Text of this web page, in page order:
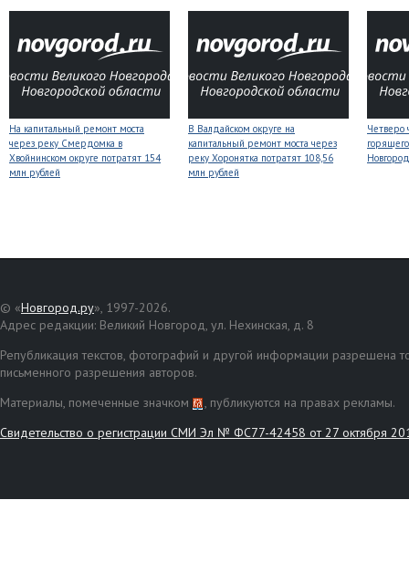
На капитальный ремонт моста
через реку Смердомка в
Хвойнинском округе потратят 154
млн рублей
В Валдайском округе на
капитальный ремонт моста через
реку Хоронятка потратят 108,56
млн рублей
Четверо
© «Новгород.ру», 1997-2026.
Адрес редакции: Великий Новгород, ул. Нехинская, д. 8
Републикация текстов, фотографий и другой информации разрешена
письменного разрешения авторов.
Материалы, помеченные значком
, публикуются на правах рекламы.
Свидетельство о регистрации СМИ Эл № ФС77-42458 от 27 октября